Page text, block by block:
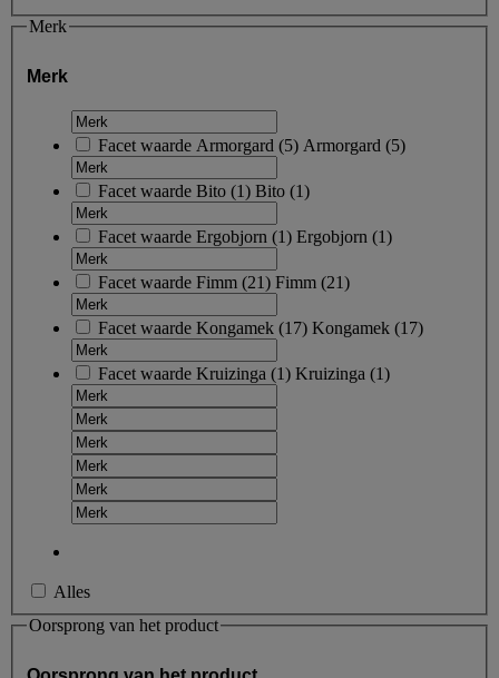
Merk
Merk
Facet waarde Armorgard (5) Armorgard (5)
Facet waarde Bito (1) Bito (1)
Facet waarde Ergobjorn (1) Ergobjorn (1)
Facet waarde Fimm (21) Fimm (21)
Facet waarde Kongamek (17) Kongamek (17)
Facet waarde Kruizinga (1) Kruizinga (1)
Alles
Oorsprong van het product